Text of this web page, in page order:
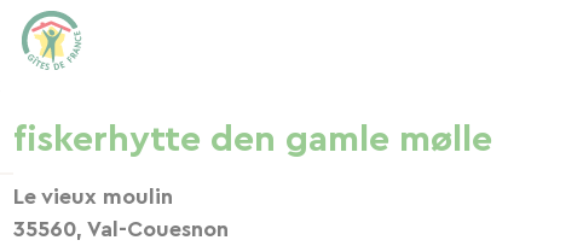
fiskerhytte den gamle mølle
Le vieux moulin
35560, Val-Couesnon